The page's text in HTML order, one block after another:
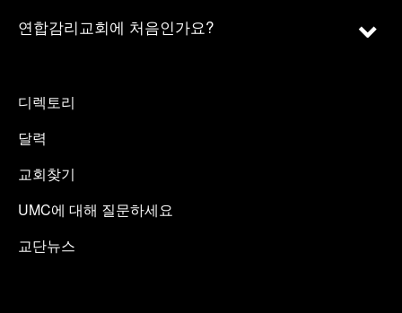
연합감리교회에 처음인가요?
디렉토리
달력
교회찾기
UMC에 대해 질문하세요
교단뉴스